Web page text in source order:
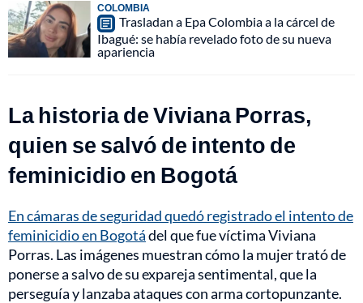
COLOMBIA
Trasladan a Epa Colombia a la cárcel de
Ibagué: se había revelado foto de su nueva
apariencia
La historia de Viviana Porras,
quien se salvó de intento de
feminicidio en Bogotá
En cámaras de seguridad quedó registrado el intento de
feminicidio en Bogotádel que fue víctima Viviana
Porras. Las imágenes muestran cómo la mujer trató de
ponerse a salvo de su expareja sentimental, que la
perseguía y lanzaba ataques con arma cortopunzante.